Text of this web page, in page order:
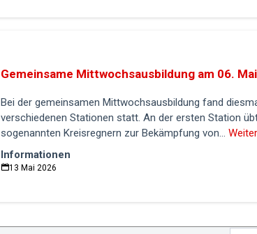
Gemeinsame Mittwochsausbildung am 06.
Bei der gemeinsamen Mittwochsausbildung fand
verschiedenen Stationen statt. An der ersten Station
sogenannten Kreisregnern zur Bekämpfung von...
Informationen
13 Mai 2026